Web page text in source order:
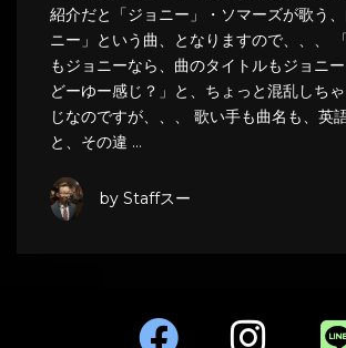
紹介だと「ジョニー」・ソマーズが歌う
ニー」という曲、となりますので、、、
もジョニーなら、曲のタイトルもジョニ
どーゆー感じ？」と、ちょっと混乱しち
じなのですが、、、 歌い手も曲名も、英
と、その違 …
by Staffスー